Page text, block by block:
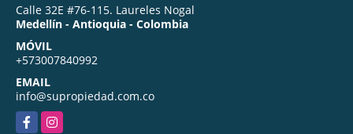
Calle 32E #76-115. Laureles Nogal
Medellín - Antioquia - Colombia
MÓVIL
+573007840992
EMAIL
info@supropiedad.com.co
FacebookInstagram